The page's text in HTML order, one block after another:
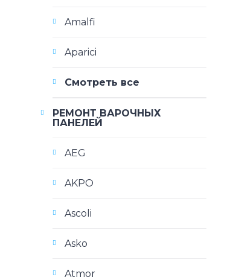
Amalfi
Aparici
Смотреть все
РЕМОНТ ВАРОЧНЫХ
ПАНЕЛЕЙ
AEG
AKPO
Ascoli
Asko
Atmor